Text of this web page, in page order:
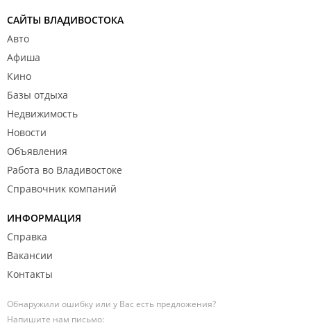
САЙТЫ ВЛАДИВОСТОКА
Авто
Афиша
Кино
Базы отдыха
Недвижимость
Новости
Объявления
Работа во Владивостоке
Справочник компаний
ИНФОРМАЦИЯ
Справка
Вакансии
Контакты
Обнаружили ошибку или у Вас есть предложения?
Напишите нам письмо: